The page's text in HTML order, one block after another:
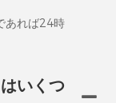
あれば24時
いくつ